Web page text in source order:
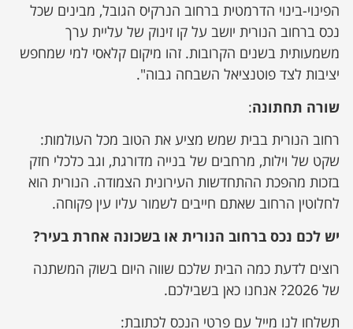
הפינוי-בינוי הדרמטית ברחוב הנרקיס הגובל, מבינים שכל
נכס ברחוב הנורית יושב על קו זינוק של עליית ערך
משמעותית בשנים הקרובות. זהו מיקום קלאסי למי שמחפש
יציבות לצד פוטנציאל השבחה גבוה".
שורה תחתונה:
רחוב הנורית בבית שמש מציע את הטוב מכל העולמות:
שקט של וילות, מרחבים של בנייה מדורגת, וגב כלכלי חזק
בזכות מהפכת ההתחדשות העירונית הצמודה. הנורית הוא
לחלוטין הרחוב שאתם חייבים לשמור עליו עין פקוחה.
יש לכם נכס ברחוב הנורית או בשכונה אחרת בעיר?
רוצים לדעת כמה הבית שלכם שווה היום בשוק המשתנה
של 2026? אנחנו כאן בשבילכם.
תשלחו לנו מייל עם פרטי הנכס לכתובת: